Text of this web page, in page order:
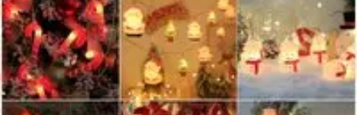
Decoración Económica
ParedesRecomendacionesAccesoriosConsejos de DecoraciónArte
Decoración Económica